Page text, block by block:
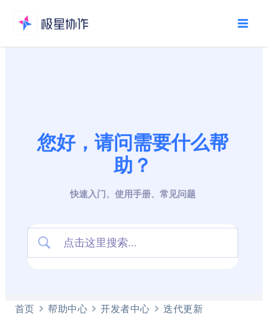
内
您好，请问需要什么帮
助？
快速入门、使用手册、常见问题
首页 帮助中心 开发者中心 迭代更新